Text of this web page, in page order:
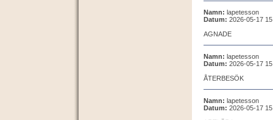
Namn: lapetesson
Datum: 2026-05-17
AGNADE
Namn: lapetesson
Datum: 2026-05-17
ÅTERBESÖK
Namn: lapetesson
Datum: 2026-05-17